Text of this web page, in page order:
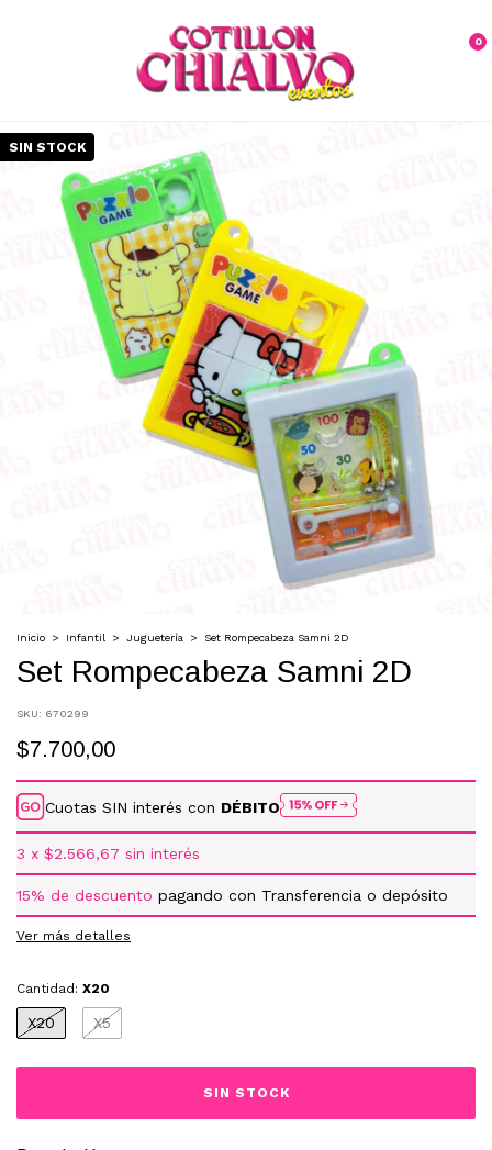
0
SIN STOCK
Inicio > Infantil > Juguetería > Set Rompecabeza Samni 2D
Set Rompecabeza Samni 2D
SKU: 670299
$7.700,00
Cuotas SIN interés con DÉBITO
3 x $2.566,67 sin interés
15% de descuento pagando con Transferencia o depósito
Ver más detalles
Cantidad: X20
X20 X5